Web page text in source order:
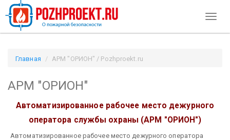
Главная АРМ "ОРИОН" / Pozhproekt.ru
АРМ "ОРИОН"
Автоматизированное рабочее место дежурного
оператора службы охраны (АРМ "ОРИОН")
Автоматизированное рабочее место дежурного оператора